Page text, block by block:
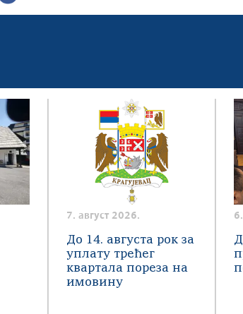
7. август 2026.
До 14. августа рок за
уплату трећег
квартала пореза на
имовину